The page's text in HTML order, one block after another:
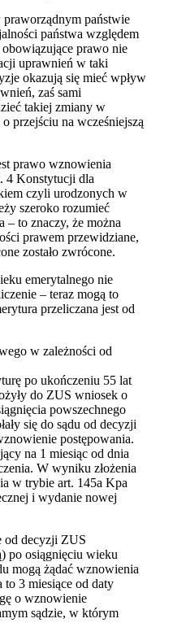
praworządnym państwie
państwa względem
prawo nie
uprawnień w taki
okazują się mieć wpływ
zaś sami
takiej zmiany w
przejściu na wcześniejszą
prawo wznowienia
4 Konstytucji dla
czyli urodzonych w
szeroko rozumieć
– to znaczy, że można
prawem przewidziane,
zostało zwrócone.
emerytalnego nie
– teraz mogą to
przeliczana jest od
w zależności od
po ukończeniu 55 lat
do ZUS wniosek o
powszechnego
się do sądu od decyzji
postępowania.
na 1 miesiąc od dnia
W wyniku złożenia
w trybie art. 145a Kpa
i wydanie nowej
od decyzji ZUS
po osiągnięciu wieku
mogą żądać wznowienia
to 3 miesiące od daty
o wznowienie
sądzie, w którym